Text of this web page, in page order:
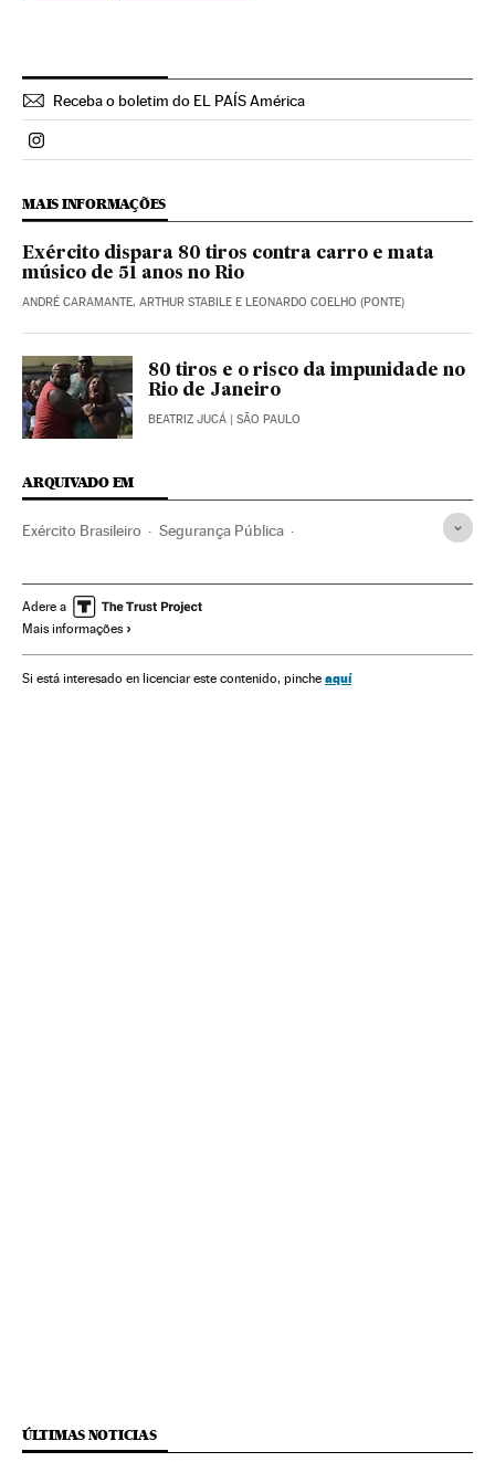
Receba o boletim do EL PAÍS América
Politica El País Brasil en Instagram
MAIS INFORMAÇÕES
Exército dispara 80 tiros contra carro e mata
músico de 51 anos no Rio
ANDRÉ CARAMANTE, ARTHUR STABILE E LEONARDO COELHO (PONTE)
80 tiros e o risco da impunidade no
Rio de Janeiro
BEATRIZ JUCÁ | SÃO PAULO
ARQUIVADO EM
Exército Brasileiro Segurança Pública
Ordem pública Forças armadas
América Latina Defesa Governo Ministérios
Adere a
Mais informações
Si está interesado en licenciar este contenido, pinche aquí
ÚLTIMAS NOTICIAS